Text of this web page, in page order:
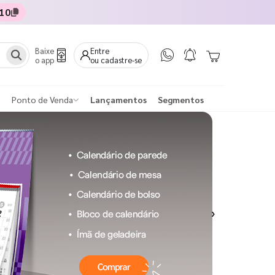
Baixe
o app
Entre
ou cadastre-se
Ponto de Venda Lançamentos Segmentos
Next